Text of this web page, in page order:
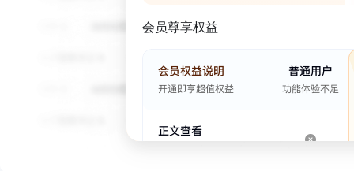
会员尊享权益